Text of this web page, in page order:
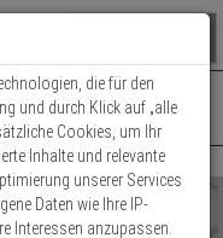
ist momentan leer.
Fertig
| Fr.: 8:00 - 14:00 Uhr
die für den
und durch Klick auf „alle
Cookies, um Ihr
Inhalte und relevante
unserer Services
Daten wie Ihre IP-
Interessen anzupassen.